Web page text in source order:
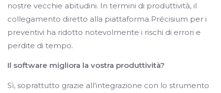
nostre vecchie abitudini. In termini di produttività, il
collegamento diretto alla piattaforma Précisium per i
preventivi ha ridotto notevolmente i rischi di errori e
perdite di tempo.
Il software migliora la vostra produttività?
Sì, soprattutto grazie all’integrazione con lo strumento